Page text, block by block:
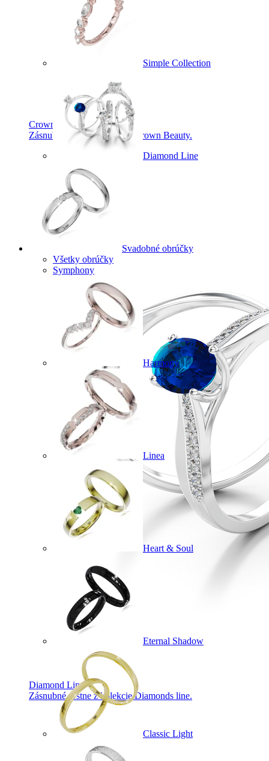
Crown Beauty
Zásnubné prstne z kolekcie Crown Beauty.
Diamond Line
Zásnubné prstne z kolekcie Diamonds line.
Simple Collection
Diamond Line
Svadobné obrúčky
Všetky obrúčky
Symphony
Harmony
Linea
Heart & Soul
Eternal Shadow
Classic Light